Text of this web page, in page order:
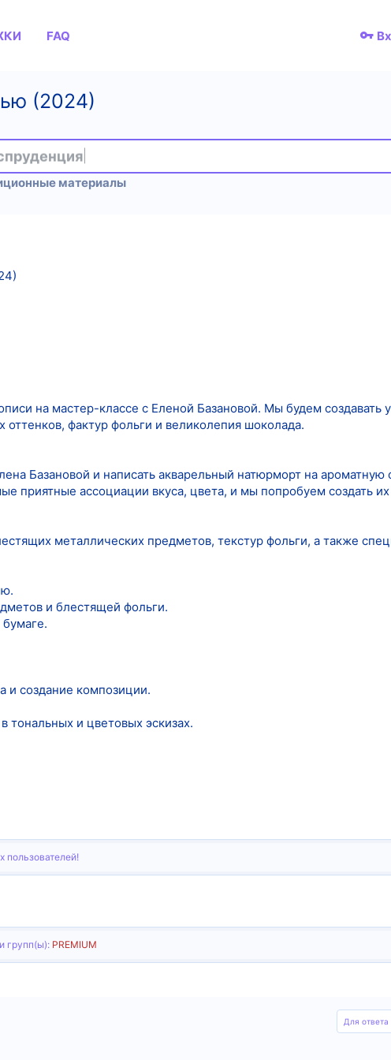
FAQ
(2024)
материалы
на мастер-классе с Еленой Базановой. Мы будем создавать
фактур фольги и великолепия шоколада.
Базановой и написать акварельный натюрморт на
приятные ассоциации вкуса, цвета, и мы попробуем создать
металлических предметов, текстур фольги, а также
и блестящей фольги.
и создание композиции.
и цветовых эскизах.
пользователей!
групп(ы): PREMIUM
Для ответа